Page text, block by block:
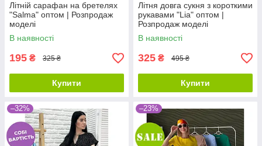
Літній сарафан на бретелях
"Salma" оптом | Розпродаж
моделі
В наявності
195 ₴ 325 ₴
Купити
Літня довга сукня з короткими
рукавами "Lia" оптом |
Розпродаж моделі
В наявності
325 ₴ 495 ₴
Купити
–32% –23%